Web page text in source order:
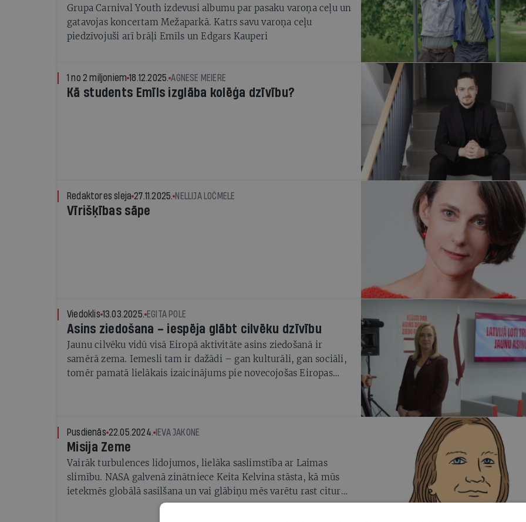
Grupa Carnival Youth izdevusi albumu par pasaku varoņa ceļu un
gatavojas koncertam Mežaparkā. Katrs savu varoņa ceļu
piedzīvojuši arī brāļi Emīls un Edgars Kauperi
1 no 2 miljoniem 18.12.2025. AGNESE MEIERE
Kā students Emīls izglāba kolēģa dzīvību?
Redaktores sleja 27.11.2025. NELLIJA LOČMELE
Vīrišķības sāpe
Viedoklis 13.03.2025. EGITA POLE
Asins ziedošana – iespēja glābt cilvēku dzīvību
Jaunu cilvēku vidū visā Eiropā aktivitāte asins ziedošanā ir
samērā zema. Iemesli tam ir dažādi – gan kulturāli, gan sociāli,
tomēr pamatā lielākais izaicinājums pie novecojošas Eiropas
Pusdienās 22.05.2024. IEVA JAKONE
Misija Zeme
Vairāk turbulences lidojumos, lielāka saslimstība ar Laimas
slimību. NASA galvenā zinātniece Keita Kelvina stāsta, kā mūs
ietekmēs globālā sasilšana un vai glābiņu mēs varētu rast citur